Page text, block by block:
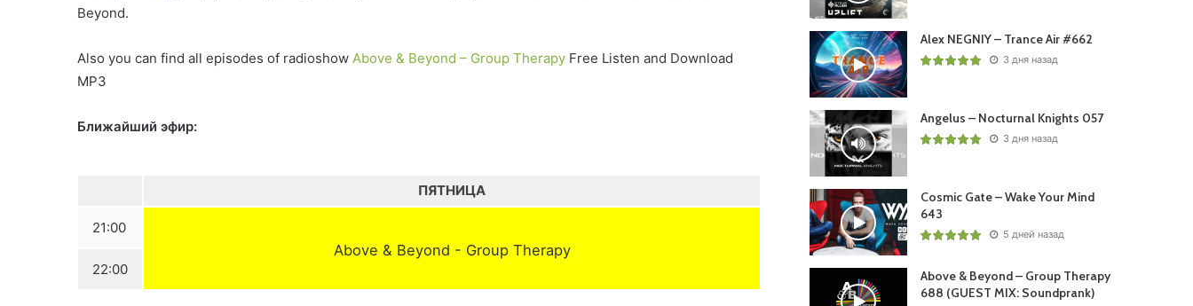
Beyond.
Also you can find all episodes of radioshow Above & Beyond – Group Therapy Free Listen and Download
MP3
Ближайший эфир:
ПЯТНИЦА
21:00
Above & Beyond - Group Therapy
22:00
Alex NEGNIY – Trance Air #662
3 дня назад
Angelus – Nocturnal Knights 057
3 дня назад
Cosmic Gate – Wake Your Mind
643
5 дней назад
Above & Beyond – Group Therapy
688 (GUEST MIX: Soundprank)